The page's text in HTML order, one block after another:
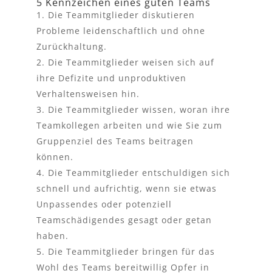
Die Teammitglieder diskutieren
Probleme leidenschaftlich und ohne
Zurückhaltung.
Die Teammitglieder weisen sich auf
ihre Defizite und unproduktiven
Verhaltensweisen hin.
Die Teammitglieder wissen, woran ihre
Teamkollegen arbeiten und wie Sie zum
Gruppenziel des Teams beitragen
können.
Die Teammitglieder entschuldigen sich
schnell und aufrichtig, wenn sie etwas
Unpassendes oder potenziell
Teamschädigendes gesagt oder getan
haben.
Die Teammitglieder bringen für das
Wohl des Teams bereitwillig Opfer in